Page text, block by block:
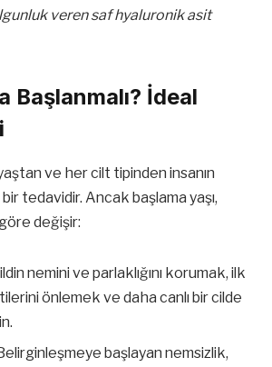
veren saf hyaluronik asit
Başlanmalı? İdeal
ve her cilt tipinden insanın
tedavidir. Ancak başlama yaşı,
değişir:
nemini ve parlaklığını korumak, ilk
önlemek ve daha canlı bir cilde
başlayan nemsizlik,